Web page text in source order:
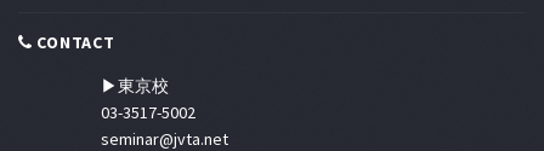
CONTACT
▶東京校
03-3517-5002
seminar@jvta.net